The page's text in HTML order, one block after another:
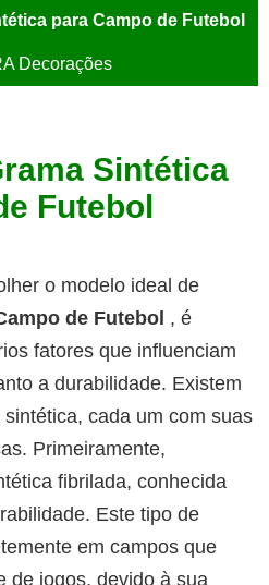
para Campo de Futebol
Decorações
Sintética
Futebol
o modelo ideal de
de Futebol , é
fatores que influenciam
a durabilidade. Existem
cada um com suas
Primeiramente,
fibrilada, conhecida
Este tipo de
em campos que
de jogos, devido à sua